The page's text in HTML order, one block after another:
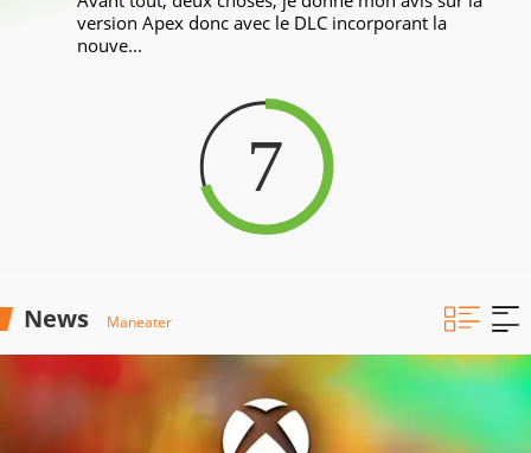
version Apex donc avec le DLC incorporant la
nouve...
7
News Maneater